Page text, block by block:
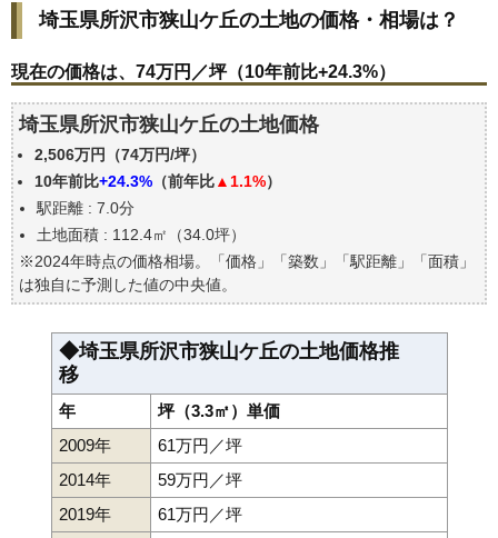
現在の価格は、74万円／坪（10年前比+24.3%）
価格を詳細に分析しよう
埼玉県所沢市狭山ケ丘の土地の過去の売買事例
公示地価はいくら
エリアの将来性を人口予想から検討しよう
自分の年収でいくらの不動産が買える？
埼玉県所沢市狭山ケ丘の土地の価格・相場は？
現在の価格は、74万円／坪（10年前比+24.3%）
埼玉県所沢市狭山ケ丘の土地価格
2,506万円（74万円/坪）
10年前比+24.3% （前年比▲1.1%）
駅距離 : 7.0分
土地面積 : 112.4㎡（34.0坪）
※2024年時点の価格相場。「価格」「築数」「駅距離」「面積」
は独自に予測した値の中央値。
◆埼玉県所沢市狭山ケ丘の土地価格推
移
年
坪（3.3㎡）単価
2009年
61万円／坪
2014年
59万円／坪
2019年
61万円／坪